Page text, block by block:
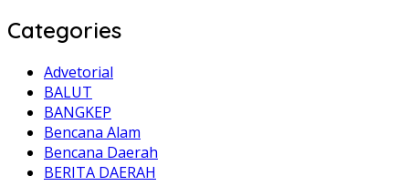
Categories
Advetorial
BALUT
BANGKEP
Bencana Alam
Bencana Daerah
BERITA DAERAH